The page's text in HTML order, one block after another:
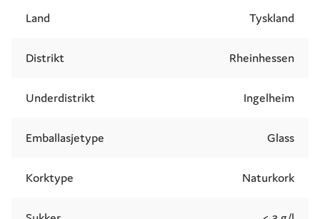
Land Tyskland
Distrikt Rheinhessen
Underdistrikt Ingelheim
Emballasjetype Glass
Korktype Naturkork